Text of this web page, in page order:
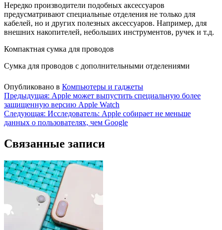
Нередко производители подобных аксессуаров
предусматривают специальные отделения не только для
кабелей, но и других полезных аксессуаров. Например, для
внешних накопителей, небольших инструментов, ручек и т.д.
Компактная сумка для проводов
Сумка для проводов с дополнительными отделениями
Опубликовано в Компьютеры и гаджеты
Навигация
по
записям
Предыдущая: Apple может выпустить специальную более
защищенную версию Apple Watch
Следующая: Исследователь: Apple собирает не меньше
данных о пользователях, чем Google
Связанные записи